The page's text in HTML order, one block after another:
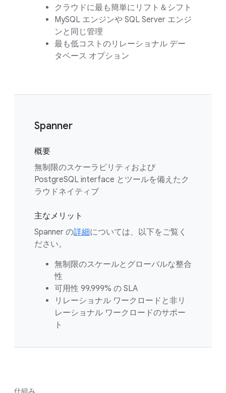
クラウドに最も簡単にリフト＆シフト
MySQL エンジンや SQL Server エンジ
ンと同じ管理
最も低コストのリレーショナル デー
タベース オプション
Spanner
概要
無制限のスケーラビリティおよび
PostgreSQL interface とツールを備えたク
ラウドネイティブ
主なメリット
Spanner の詳細については、以下をご覧く
ださい。
無制限のスケールとグローバルな整合
性
可用性 99.999% の SLA
リレーショナル ワークロードと非リ
レーショナル ワークロードのサポー
ト
仕組み